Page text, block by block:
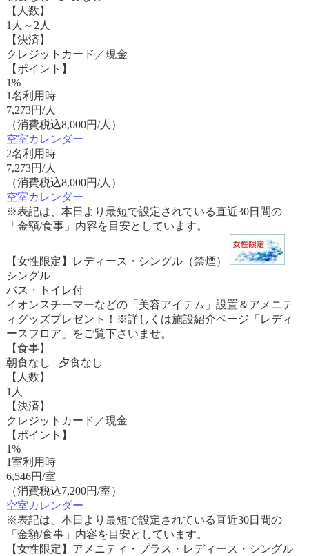
【人数】
1人～2人
【決済】
クレジットカード／現金
【ポイント】
1%
1名利用時
7,273円/人
（消費税込8,000円/人）
空室カレンダー
2名利用時
7,273円/人
（消費税込8,000円/人）
空室カレンダー
※表記は、本日より最短で設定されている直近30日間の
「金額/食事」内容を目安としています。
【女性限定】レディース・シングル（禁煙）
シングル
バス・トイレ付
イオンスチーマーなどの「美容アイテム」設置＆アメニテ
ィグッズプレゼント！※詳しくは施設紹介ページ「レディ
ースフロア」をご覧下さいませ。
【食事】
朝食なし 夕食なし
【人数】
1人
【決済】
クレジットカード／現金
【ポイント】
1%
1室利用時
6,546円/室
（消費税込7,200円/室）
空室カレンダー
※表記は、本日より最短で設定されている直近30日間の
「金額/食事」内容を目安としています。
【女性限定】アメニティ・プラス・レディース・シングル